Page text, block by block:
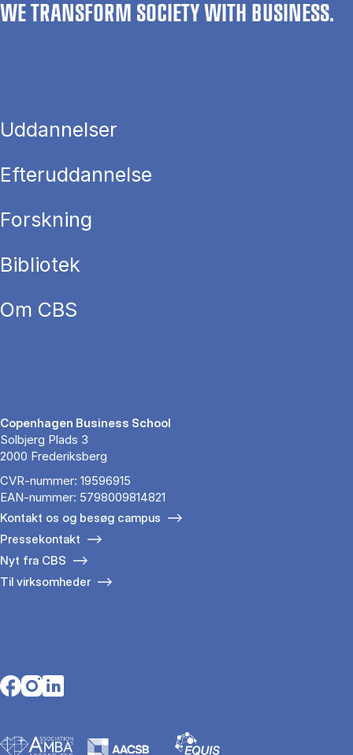
WE TRANSFORM SOCIETY WITH BUSINESS.
Uddannelser
Efteruddannelse
Forskning
Bibliotek
Om CBS
Copenhagen Business School
Solbjerg Plads 3
2000 Frederiksberg
CVR-nummer: 19596915
EAN-nummer: 5798009814821
Kontakt os og besøg campus
Pressekontakt
Nyt fra CBS
Til virksomheder
Opens in a new tab
Opens in a new tab
Opens in a new tab